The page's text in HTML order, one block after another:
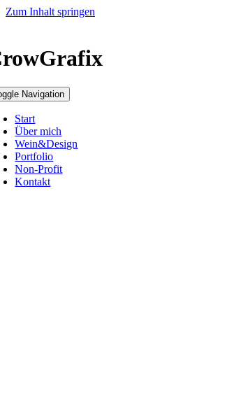
Zum Inhalt springen
Navigation
Start
Über mich
Wein&Design
Portfolio
Non-Profit
Kontakt